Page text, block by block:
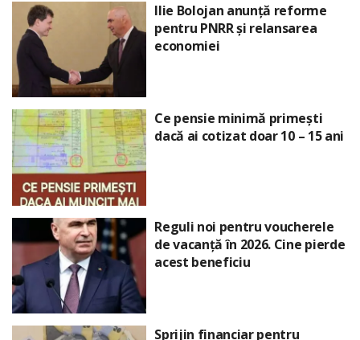
Ilie Bolojan anunță reforme
pentru PNRR și relansarea
economiei
Ce pensie minimă primești
dacă ai cotizat doar 10 – 15 ani
Reguli noi pentru voucherele
de vacanță în 2026. Cine pierde
acest beneficiu
Sprijin financiar pentru